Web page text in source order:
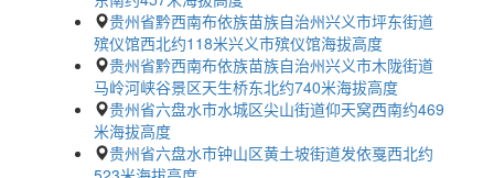
贵州省黔西南布依族苗族自治州兴义市坪东街道
殡仪馆西北约118米兴义市殡仪馆海拔高度
贵州省黔西南布依族苗族自治州兴义市木陇街道
马岭河峡谷景区天生桥东北约740米海拔高度
贵州省六盘水市水城区尖山街道仰天窝西南约469
米海拔高度
贵州省六盘水市钟山区黄土坡街道发依戛西北约